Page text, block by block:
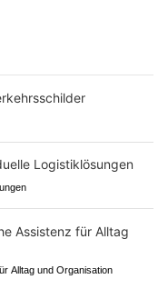
Alltag und Organisation